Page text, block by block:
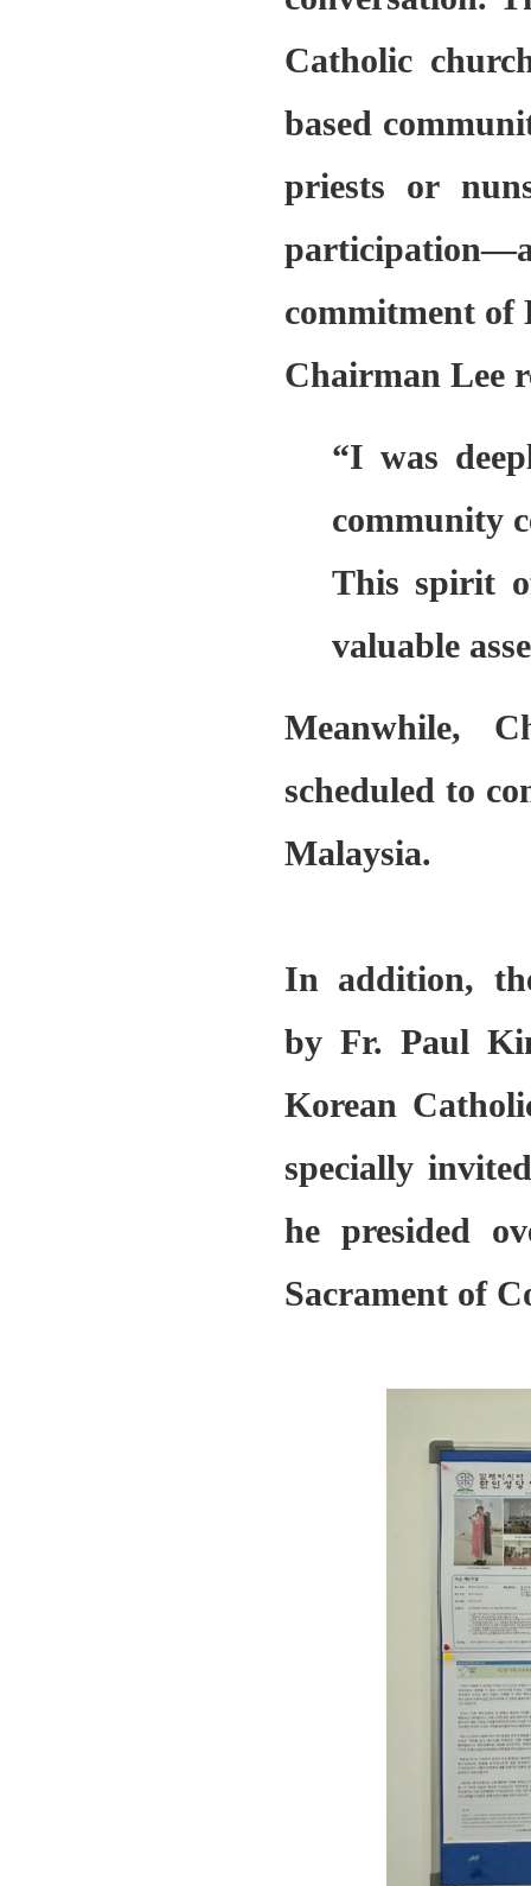
Catholic
based
priests or
commitment of
Chairman Lee
“I was
community
This spirit
valuable
Meanwhile,
scheduled to
Malaysia.
In addition,
by Fr. Paul
Korean
specially
he presided
Sacrament of